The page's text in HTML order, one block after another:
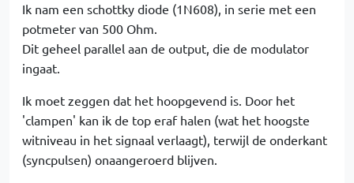
Ik nam een schottky diode (1N608), in serie met een
potmeter van 500 Ohm.
Dit geheel parallel aan de output, die de modulator
ingaat.
Ik moet zeggen dat het hoopgevend is. Door het
'clampen' kan ik de top eraf halen (wat het hoogste
witniveau in het signaal verlaagt), terwijl de onderkant
(syncpulsen) onaangeroerd blijven.